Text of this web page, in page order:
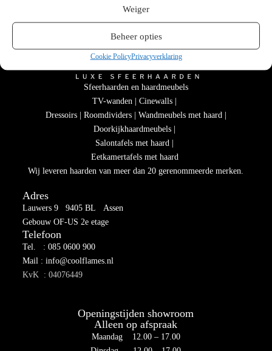
Weiger
Beheer opties
Cookie PolicyPrivacyverklaring
Sfeerhaarden en haardmeubels
TV-wanden | Cinewalls |
Dressoirs | Roomdividers | Wandmeubels met haard |
Doorkijkhaardmeubels |
Salontafels met haard |
Eetkamertafels met haard
Wij leveren haarden van meer dan 20 gerenommeerde merken.
Adres
Lauwers 9 9405 BL Assen
Gebouw OF-US 2e etage
Telefoon
Tel. : 085 0600 900
Mail : info@coolflames.nl
KvK : 04076449
Openingstijden showroom
Alleen op afspraak
Maandag 12.00 – 17.00